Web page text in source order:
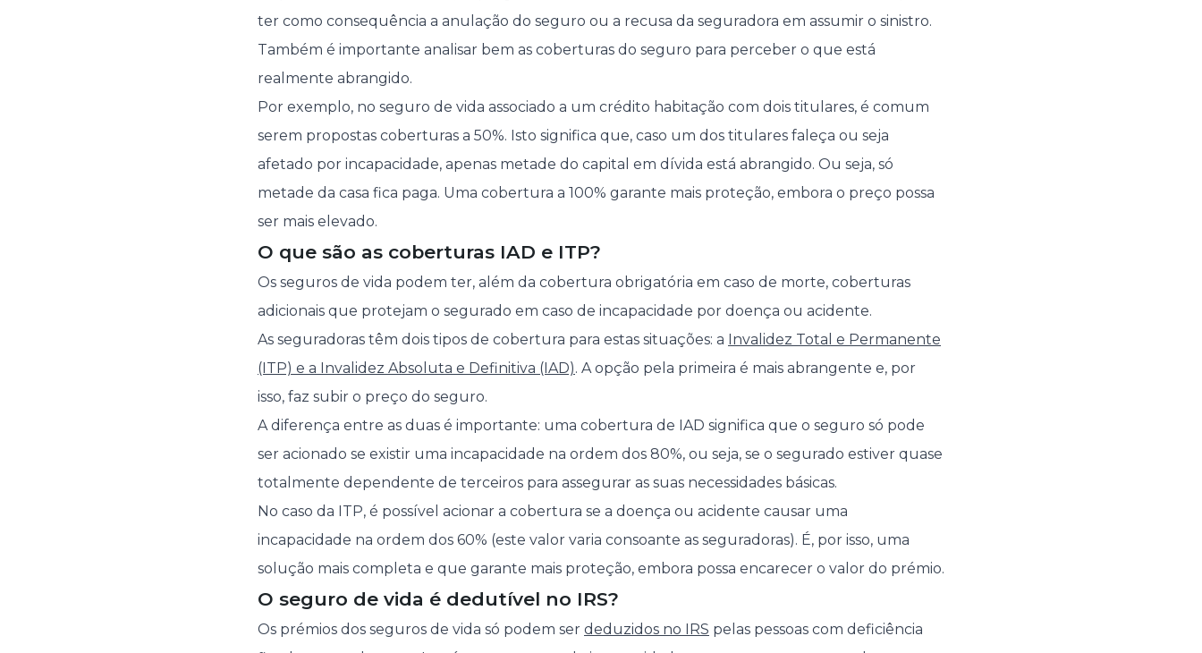
ter como consequência a anulação do seguro ou a recusa da seguradora em assumir o sinistro.
Também é importante analisar bem as coberturas do seguro para perceber o que está
realmente abrangido.
Por exemplo, no seguro de vida associado a um crédito habitação com dois titulares, é comum
serem propostas coberturas a 50%. Isto significa que, caso um dos titulares faleça ou seja
afetado por incapacidade, apenas metade do capital em dívida está abrangido. Ou seja, só
metade da casa fica paga. Uma cobertura a 100% garante mais proteção, embora o preço possa
ser mais elevado.
O que são as coberturas IAD e ITP?
Os seguros de vida podem ter, além da cobertura obrigatória em caso de morte, coberturas
adicionais que protejam o segurado em caso de incapacidade por doença ou acidente.
As seguradoras têm dois tipos de cobertura para estas situações: a Invalidez Total e Permanente
(ITP) e a Invalidez Absoluta e Definitiva (IAD). A opção pela primeira é mais abrangente e, por
isso, faz subir o preço do seguro.
A diferença entre as duas é importante: uma cobertura de IAD significa que o seguro só pode
ser acionado se existir uma incapacidade na ordem dos 80%, ou seja, se o segurado estiver quase
totalmente dependente de terceiros para assegurar as suas necessidades básicas.
No caso da ITP, é possível acionar a cobertura se a doença ou acidente causar uma
incapacidade na ordem dos 60% (este valor varia consoante as seguradoras). É, por isso, uma
solução mais completa e que garante mais proteção, embora possa encarecer o valor do prémio.
O seguro de vida é dedutível no IRS?
Os prémios dos seguros de vida só podem ser deduzidos no IRS pelas pessoas com deficiência